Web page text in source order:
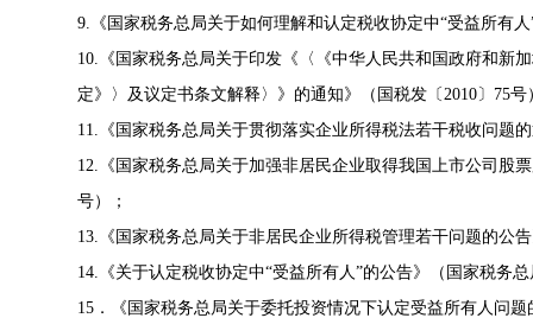
9.《国家税务总局关于如何理解和认定税收协定中“受益所有
10.《国家税务总局关于印发《〈《中华人民共和国政府和新
定》〉及议定书条文解释〉》的通知》（国税发〔2010〕75号
11.《国家税务总局关于贯彻落实企业所得税法若干税收问题
12.《国家税务总局关于加强非居民企业取得我国上市公司股
号）；
13.《国家税务总局关于非居民企业所得税管理若干问题的公
14.《关于认定税收协定中“受益所有人”的公告》（国家税务
15．《国家税务总局关于委托投资情况下认定受益所有人问